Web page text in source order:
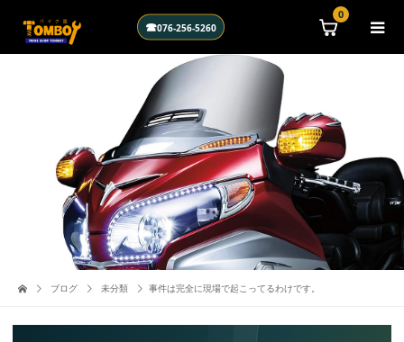
0
☎076-256-5260
ブログ 未分類 事件は完全に現場で起こってるわけです。